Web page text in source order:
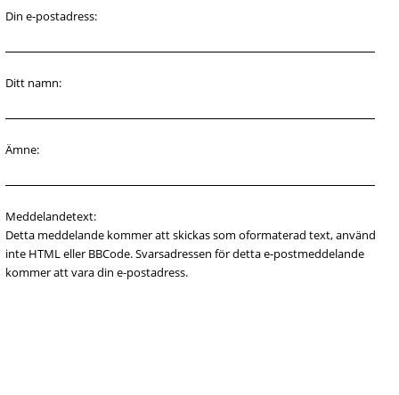
Din e-postadress:
Ditt namn:
Ämne:
Meddelandetext:
Detta meddelande kommer att skickas som oformaterad text, använd
inte HTML eller BBCode. Svarsadressen för detta e-postmeddelande
kommer att vara din e-postadress.